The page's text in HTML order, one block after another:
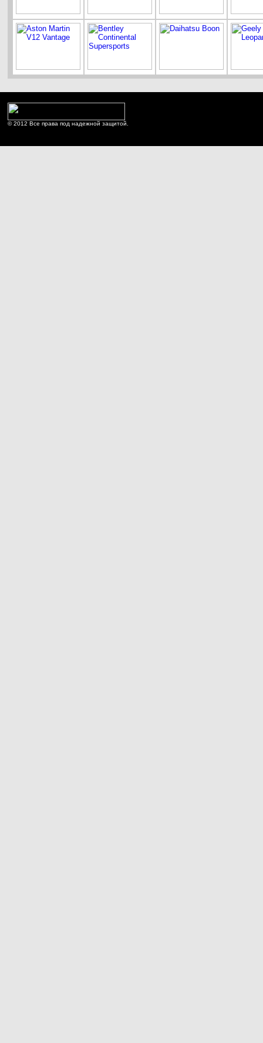
© 2012 Все права под надежной защитой.